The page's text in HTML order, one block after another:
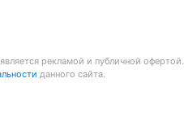
рекламой и публичной офертой.
данного сайта.